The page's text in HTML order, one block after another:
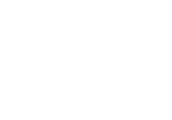
Auf einem Jetboot wie dem
düsen, ist mit das Beste, was
In Deutschland braucht man
Sportbootführerschein. Je
oder wo Sie mit dem
sind die Anforderungen
erfahren Sie, welchen
wie Sie sich auf den Ausflug